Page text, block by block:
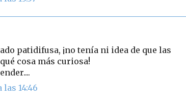
patidifusa, ¡no tenía ni idea de que las
cosa más curiosa!
14:46